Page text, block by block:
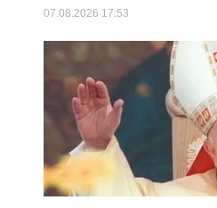
07.08.2026 17:53